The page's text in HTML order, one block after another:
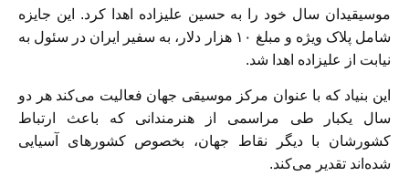
موسیقیدان سال خود را به حسین علیزاده اهدا کرد. این جایزه
شامل پلاک ویژه و مبلغ ۱۰ هزار دلار، به سفیر ایران در سئول به
نیابت از علیزاده اهدا شد.
این بنیاد که با عنوان مرکز موسیقی جهان فعالیت می‌کند هر دو
سال یکبار طی مراسمی از هنرمندانی که باعث ارتباط
کشورشان با دیگر نقاط جهان، بخصوص کشورهای آسیایی
شده‌اند تقدیر می‌کند.